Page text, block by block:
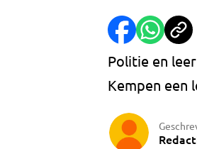
Politie en
Kempen een